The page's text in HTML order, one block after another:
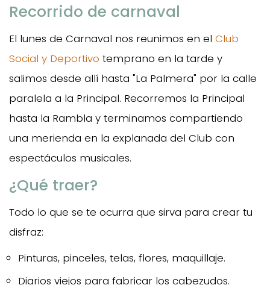
Recorrido de carnaval
El lunes de Carnaval nos reunimos en el Club
Social y Deportivo temprano en la tarde y
salimos desde allí hasta "La Palmera" por la calle
paralela a la Principal. Recorremos la Principal
hasta la Rambla y terminamos compartiendo
una merienda en la explanada del Club con
espectáculos musicales.
¿Qué traer?
Todo lo que se te ocurra que sirva para crear tu
disfraz:
Pinturas, pinceles, telas, flores, maquillaje.
Diarios viejos para fabricar los cabezudos.